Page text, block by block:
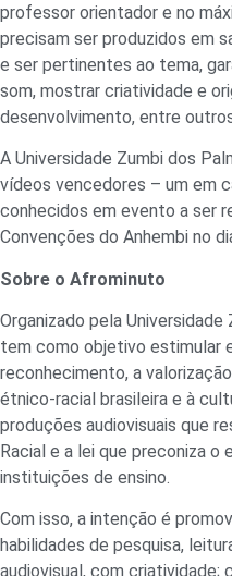
professor orientador e no
precisam ser produzidos em
e ser pertinentes ao tema,
som, mostrar criatividade e
desenvolvimento, entre
A Universidade Zumbi dos
vídeos vencedores – um em
conhecidos em evento a ser
Convenções do Anhembi no
Sobre o Afrominuto
Organizado pela
tem como objetivo estimular
reconhecimento, a
étnico-racial brasileira e à
produções audiovisuais que
Racial e a lei que preconiza o
instituições de ensino.
Com isso, a intenção é
habilidades de pesquisa,
audiovisual, com criatividade;